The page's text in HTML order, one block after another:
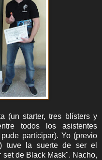
(un starter, tres blísters y
todos los asistentes
participar). Yo (previo
tuve la suerte de ser el
de Black Mask". Nacho,